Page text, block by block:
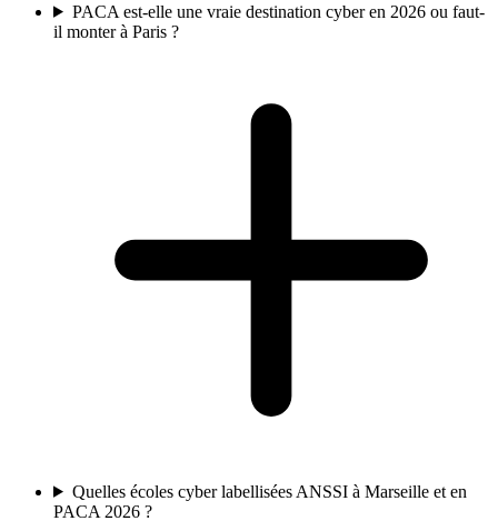
PACA est-elle une vraie destination cyber en 2026 ou faut-
il monter à Paris ?
Quelles écoles cyber labellisées ANSSI à Marseille et en
PACA 2026 ?